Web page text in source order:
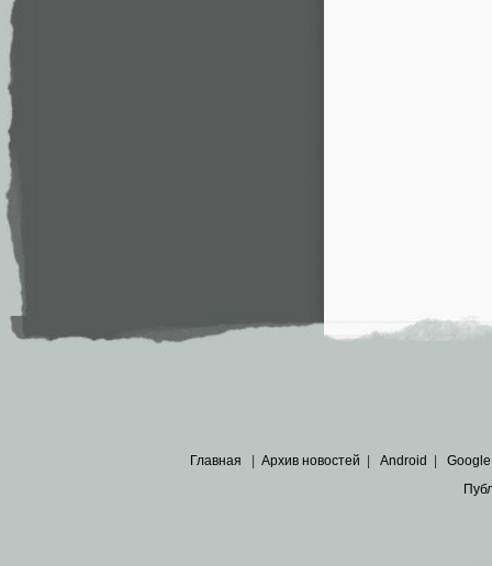
Главная Архив новостей Android Google